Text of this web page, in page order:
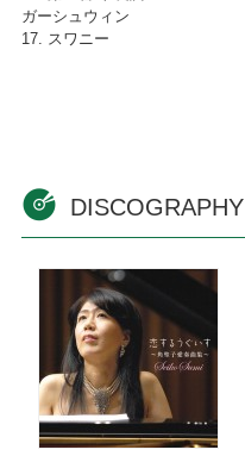
ガーシュウィン
17. スワニー
DISCOGRAPHY